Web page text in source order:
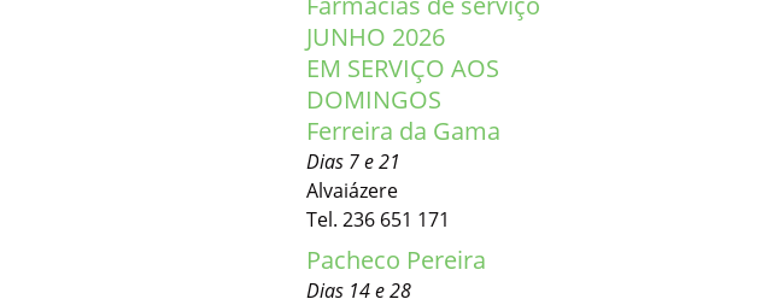
JUNHO 2026
EM SERVIÇO AOS
DOMINGOS
Ferreira da Gama
Dias 7 e 21
Alvaiázere
Tel. 236 651 171
Pacheco Pereira
Dias 14 e 28